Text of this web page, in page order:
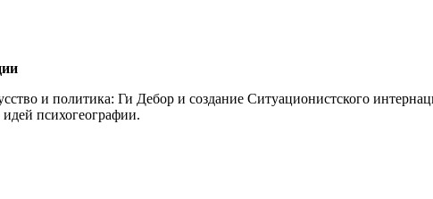
и политика: Ги Дебор и создание Ситуационистского
психогеографии.